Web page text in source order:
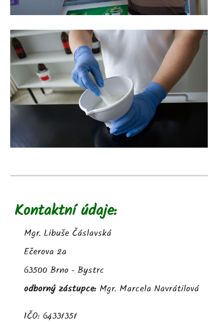
Kontaktní údaje:
Mgr. Libuše Čáslavská
Ečerova 2a
63500 Brno - Bystrc
odborný zástupce: Mgr. Marcela Navrátilová
IČO: 64331351